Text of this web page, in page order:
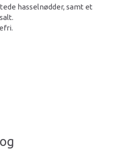
hasselnødder, samt et